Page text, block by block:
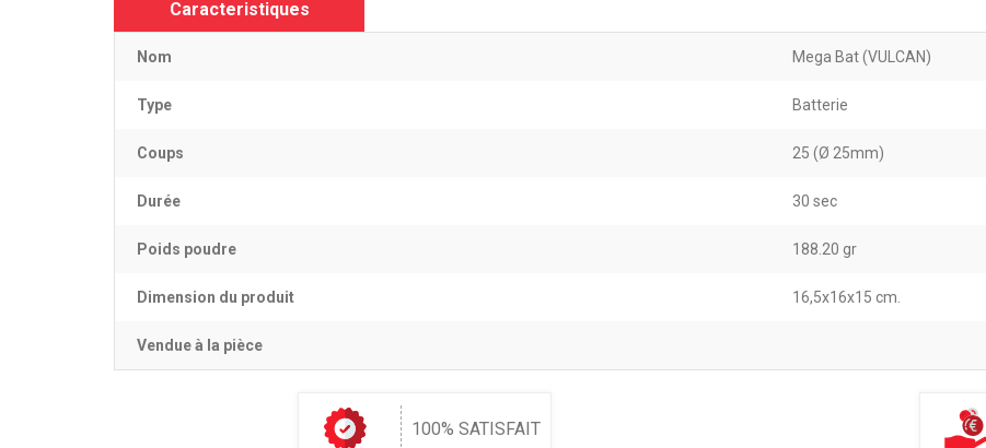
Caracteristiques
Nom Mega Bat (VULCAN)
Type Batterie
Coups 25 (Ø 25mm)
Durée 30 sec
Poids poudre 188.20 gr
Dimension du produit 16,5x16x15 cm.
Vendue à la pièce
100% SATISFAIT